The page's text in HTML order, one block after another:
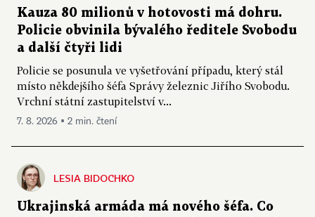
Kauza 80 milionů v hotovosti má dohru.
Policie obvinila bývalého ředitele Svobodu
a další čtyři lidi
Policie se posunula ve vyšetřování případu, který stál
místo někdejšího šéfa Správy železnic Jiřího Svobodu.
Vrchní státní zastupitelství v...
7. 8. 2026 ▪ 2 min. čtení
LESIA BIDOCHKO
Ukrajinská armáda má nového šéfa. Co